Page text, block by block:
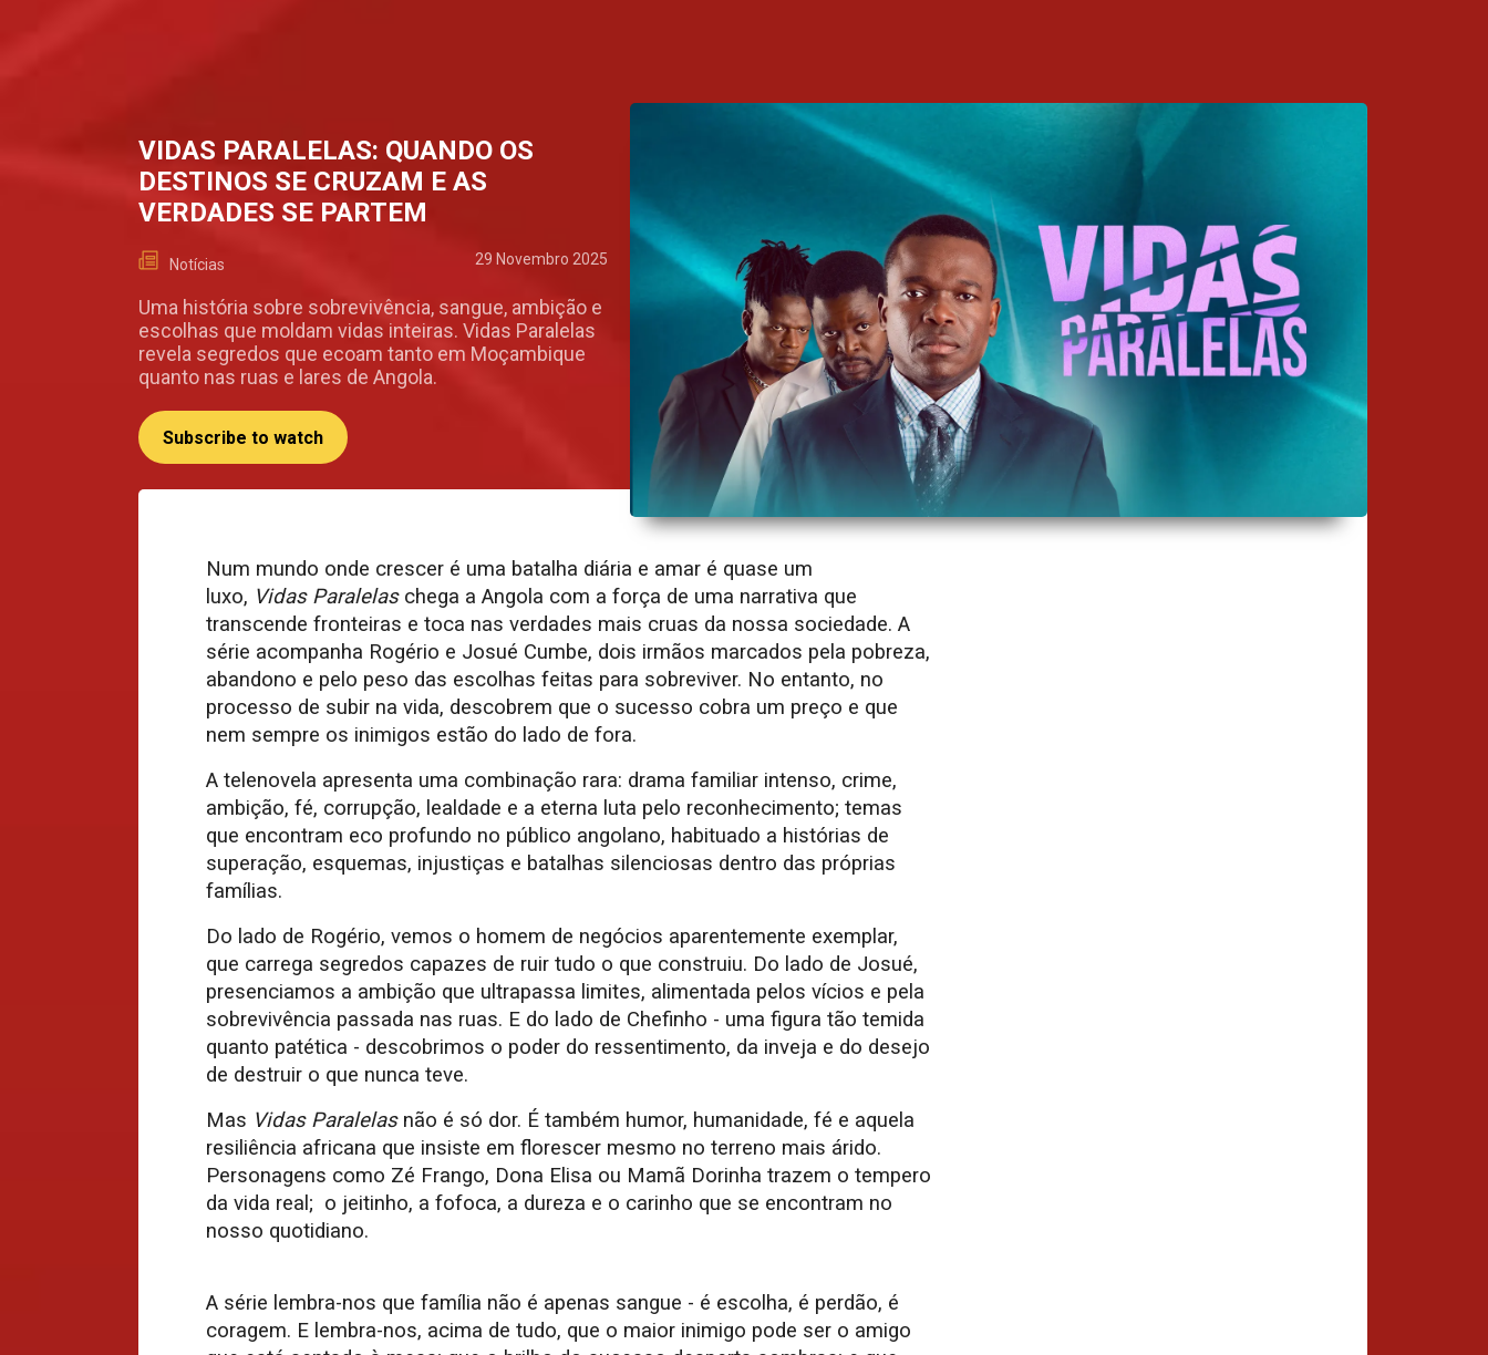
VIDAS PARALELAS: QUANDO OS
DESTINOS SE CRUZAM E AS
VERDADES SE PARTEM
Notícias 29 Novembro 2025
Uma história sobre sobrevivência, sangue, ambição e
escolhas que moldam vidas inteiras. Vidas Paralelas
revela segredos que ecoam tanto em Moçambique
quanto nas ruas e lares de Angola.
Subscribe to watch
Num mundo onde crescer é uma batalha diária e amar é quase um
luxo, VidasParalelaschega a Angola com a força de uma narrativa que
transcende fronteiras e toca nas verdades mais cruas da nossa sociedade. A
série acompanha Rogério e Josué Cumbe, dois irmãos marcados pela pobreza,
abandono e pelo peso das escolhas feitas para sobreviver. No entanto, no
processo de subir na vida, descobrem que o sucesso cobra um preço e que
nem sempre os inimigos estão do lado de fora.
A telenovela apresenta uma combinação rara: drama familiar intenso, crime,
ambição, fé, corrupção, lealdade e a eterna luta pelo reconhecimento; temas
que encontram eco profundo no público angolano, habituado a histórias de
superação, esquemas, injustiças e batalhas silenciosas dentro das próprias
famílias.
Do lado de Rogério, vemos o homem de negócios aparentemente exemplar,
que carrega segredos capazes de ruir tudo o que construiu. Do lado de Josué,
presenciamos a ambição que ultrapassa limites, alimentada pelos vícios e pela
sobrevivência passada nas ruas. E do lado de Chefinho - uma figura tão temida
quanto patética - descobrimos o poder do ressentimento, da inveja e do desejo
de destruir o que nunca teve.
Mas VidasParalelasnão é só dor. É também humor, humanidade, fé e aquela
resiliência africana que insiste em florescer mesmo no terreno mais árido.
Personagens como Zé Frango, Dona Elisa ou Mamã Dorinha trazem o tempero
da vida real; o jeitinho, a fofoca, a dureza e o carinho que se encontram no
nosso quotidiano.
A série lembra-nos que família não é apenas sangue - é escolha, é perdão, é
coragem. E lembra-nos, acima de tudo, que o maior inimigo pode ser o amigo